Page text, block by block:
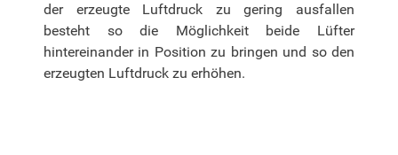
der erzeugte Luftdruck zu gering ausfallen
besteht so die Möglichkeit beide Lüfter
hintereinander in Position zu bringen und so den
erzeugten Luftdruck zu erhöhen.